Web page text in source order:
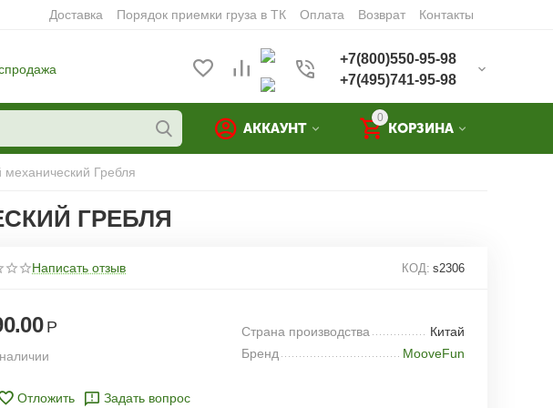
Доставка Порядок приемки груза в ТК Оплата Возврат Контакты
+7(800)550-95-98
+7(495)741-95-98
0
КОРЗИНА
АККАУНТ
Гребля
ГРЕБЛЯ
Написать отзыв КОД: s2306
Р
Отложить Задать вопрос
Страна производства
Китай
Бренд
MooveFun